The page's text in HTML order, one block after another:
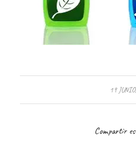
19
Compartir